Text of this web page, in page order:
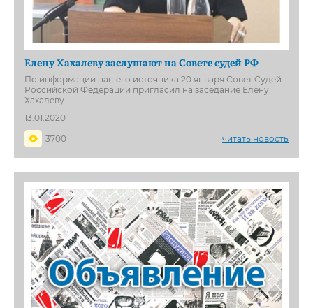
Елену Хахалеву заслушают на Совете судей РФ
По информации нашего источника 20 января Совет Судей
Российской Федерации пригласил на заседание Елену
Хахалеву
13.01.2020
3700
читать новость